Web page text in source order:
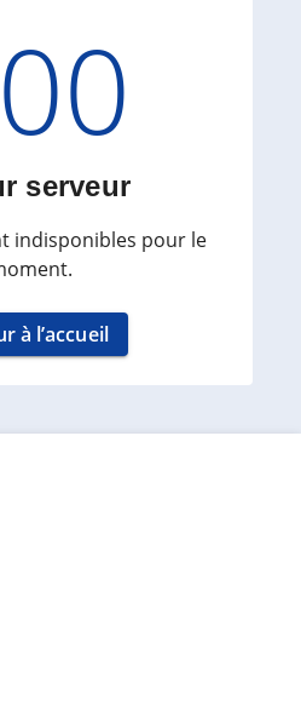
serveur
indisponibles pour le
à l’accueil